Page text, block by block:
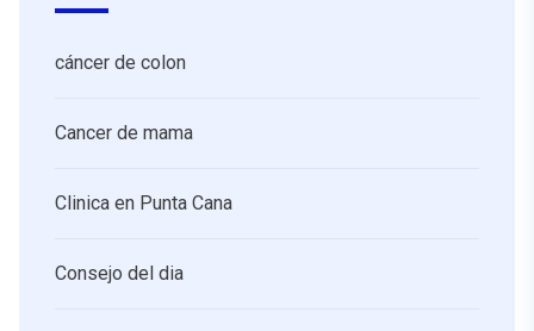
cáncer de colon
Cancer de mama
Clinica en Punta Cana
Consejo del dia